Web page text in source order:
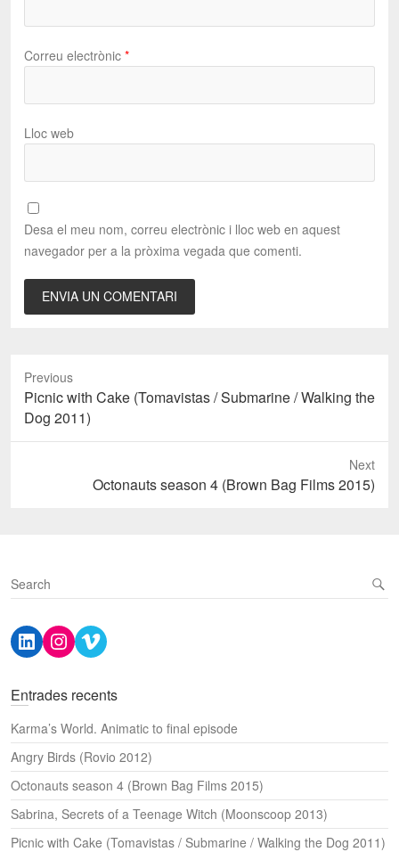
Correu electrònic *
Lloc web
Desa el meu nom, correu electrònic i lloc web en aquest
navegador per a la pròxima vegada que comenti.
Previous
Previous
post:
Picnic with Cake (Tomavistas / Submarine / Walking the
Dog 2011)
Next
Octonauts season 4 (Brown Bag Films 2015)
S
e
r
cLinkedIn
Instagram
Vimeo
Entrades recents
Karma’s World. Animatic to final episode
Angry Birds (Rovio 2012)
Octonauts season 4 (Brown Bag Films 2015)
Sabrina, Secrets of a Teenage Witch (Moonscoop 2013)
Picnic with Cake (Tomavistas / Submarine / Walking the Dog 2011)